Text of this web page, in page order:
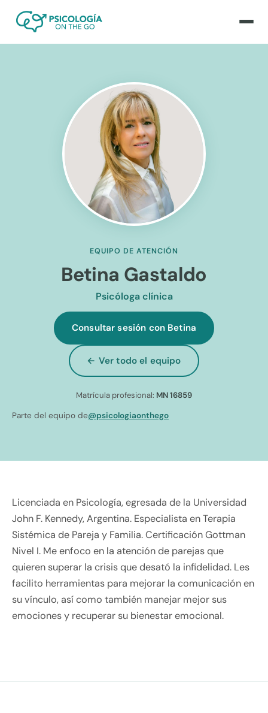
EQUIPO DE ATENCIÓN
Betina Gastaldo
Psicóloga clínica
Consultar sesión con Betina
← Ver todo el equipo
Matrícula profesional: MN 16859
Parte del equipo de@psicologiaonthego
Licenciada en Psicología, egresada de la Universidad
John F. Kennedy, Argentina. Especialista en Terapia
Sistémica de Pareja y Familia. Certificación Gottman
Nivel I. Me enfoco en la atención de parejas que
quieren superar la crisis que desató la infidelidad. Les
facilito herramientas para mejorar la comunicación en
su vínculo, así como también manejar mejor sus
emociones y recuperar su bienestar emocional.